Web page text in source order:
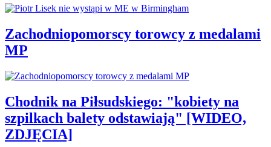
Zachodniopomorscy torowcy z medalami
MP
Chodnik na Piłsudskiego: "kobiety na
szpilkach balety odstawiają" [WIDEO,
ZDJĘCIA]